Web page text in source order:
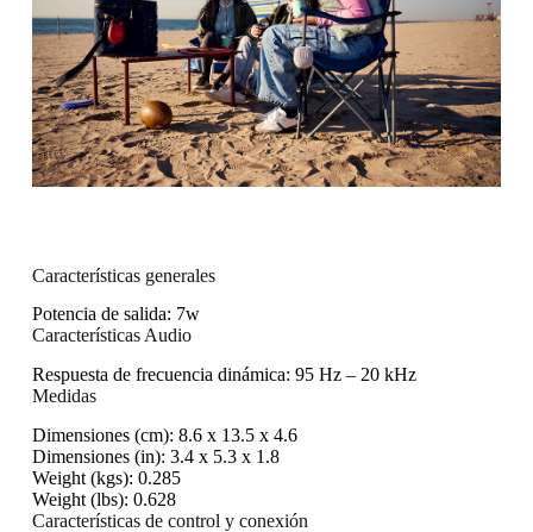
Características generales
Potencia de salida: 7w
Características Audio
Respuesta de frecuencia dinámica: 95 Hz – 20 kHz
Medidas
Dimensiones (cm): 8.6 x 13.5 x 4.6
Dimensiones (in): 3.4 x 5.3 x 1.8
Weight (kgs): 0.285
Weight (lbs): 0.628
Características de control y conexión